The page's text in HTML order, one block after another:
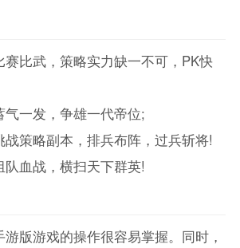
比武，策略实力缺一不可，PK快
一发，争雄一代帝位;
策略副本，排兵布阵，过兵斩将!
血战，横扫天下群英!
游戏的操作很容易掌握。同时，